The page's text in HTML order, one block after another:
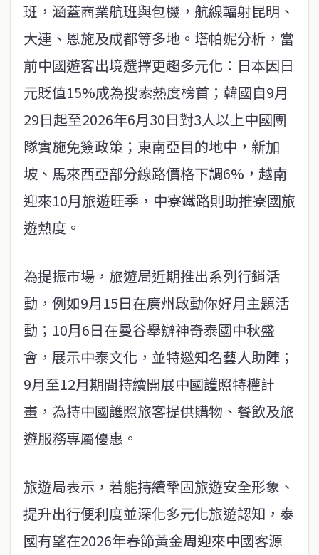
班，涵蓋商業航班與包機，航線輻射昆明、
大連、恩施及成都等多地。塔帕妮分析，當
前中國遊客出境選擇更趨多元化：日本因日
元貶值15%成為搜索熱度榜首；韓國自9月
29日起至2026年6月30日對3人以上中國團
隊實施免簽政策；東南亞目的地中，新加
坡、馬來西亞部分線路價格下調6%，越南
迎來10月旅遊旺季，中寮鐵路則助推寮國旅
遊熱度。
為提振市場，旅遊局近期推出系列行銷活
動，例如9月15日在廣州啟動你好月主題活
動；10月6日在曼谷舉辦神奇泰國中秋盛
會，展示中泰文化，並特邀知名藝人助陣；
9月至12月期間持續開展中國護照特權計
畫，為持中國護照旅客提供購物、餐飲及旅
遊服務專屬優惠。
旅遊局表示，若能持續鞏固旅遊安全形象、
提升出行便利度並深化多元化旅遊認知，泰
國有望在2026年春節黃金周迎來中國客源